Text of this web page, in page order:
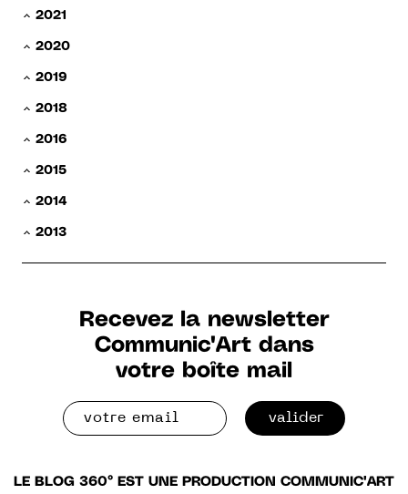
2021
2020
2019
2018
2016
2015
2014
2013
Recevez la newsletter
Communic'Art dans
votre boîte mail
valider
LE BLOG 360° EST UNE PRODUCTION COMMUNIC'ART